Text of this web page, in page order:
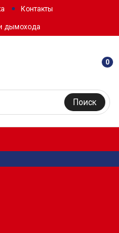
Контакты
дымохода
Поиск
0